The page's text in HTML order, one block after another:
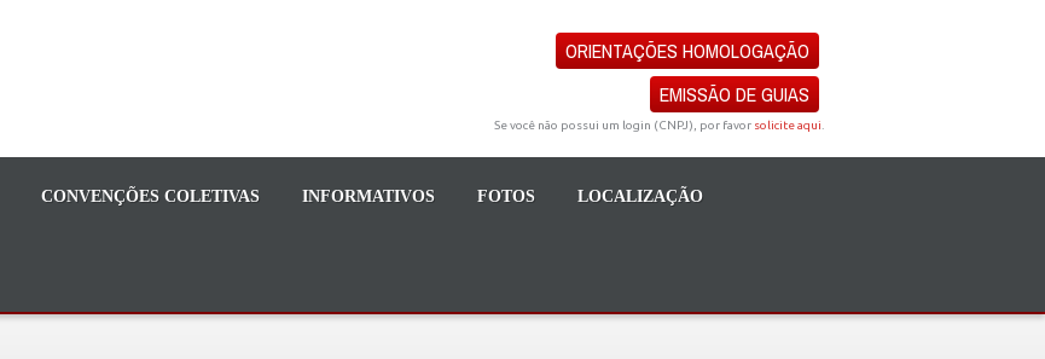
ORIENTAÇÕES HOMOLOGAÇÃO
EMISSÃO DE GUIAS
Se você não possui um login (CNPJ), por favor solicite aqui
CONVENÇÕES COLETIVAS INFORMATIVOS FOTOS LOCALIZAÇÃO